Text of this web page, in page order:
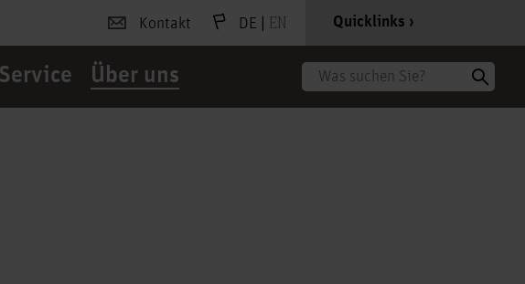
Kontakt DE | EN Quicklinks
Service Über uns Suche